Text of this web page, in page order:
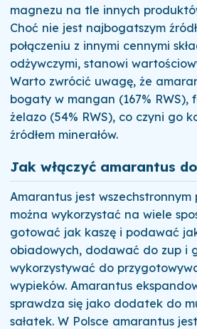
magnezu na tle innych
Choć nie jest najbogatszym
połączeniu z innymi cennymi
odżywczymi, stanowi
Warto zwrócić uwagę, że
bogaty w mangan (167% RWS),
żelazo (54% RWS), co czyni go
źródłem minerałów.
Jak włączyć amarantus
Amarantus jest
można wykorzystać na wiele
gotować jak kaszę i podawać
obiadowych, dodawać do zup i
wykorzystywać do
wypieków. Amarantus
sprawdza się jako dodatek do
sałatek. W Polsce amarantus